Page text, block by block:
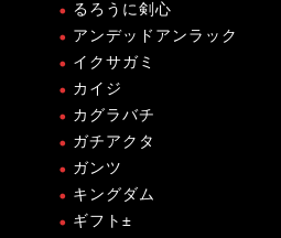
るろうに剣心
アンデッドアンラック
イクサガミ
カイジ
カグラバチ
ガチアクタ
ガンツ
キングダム
ギフト±